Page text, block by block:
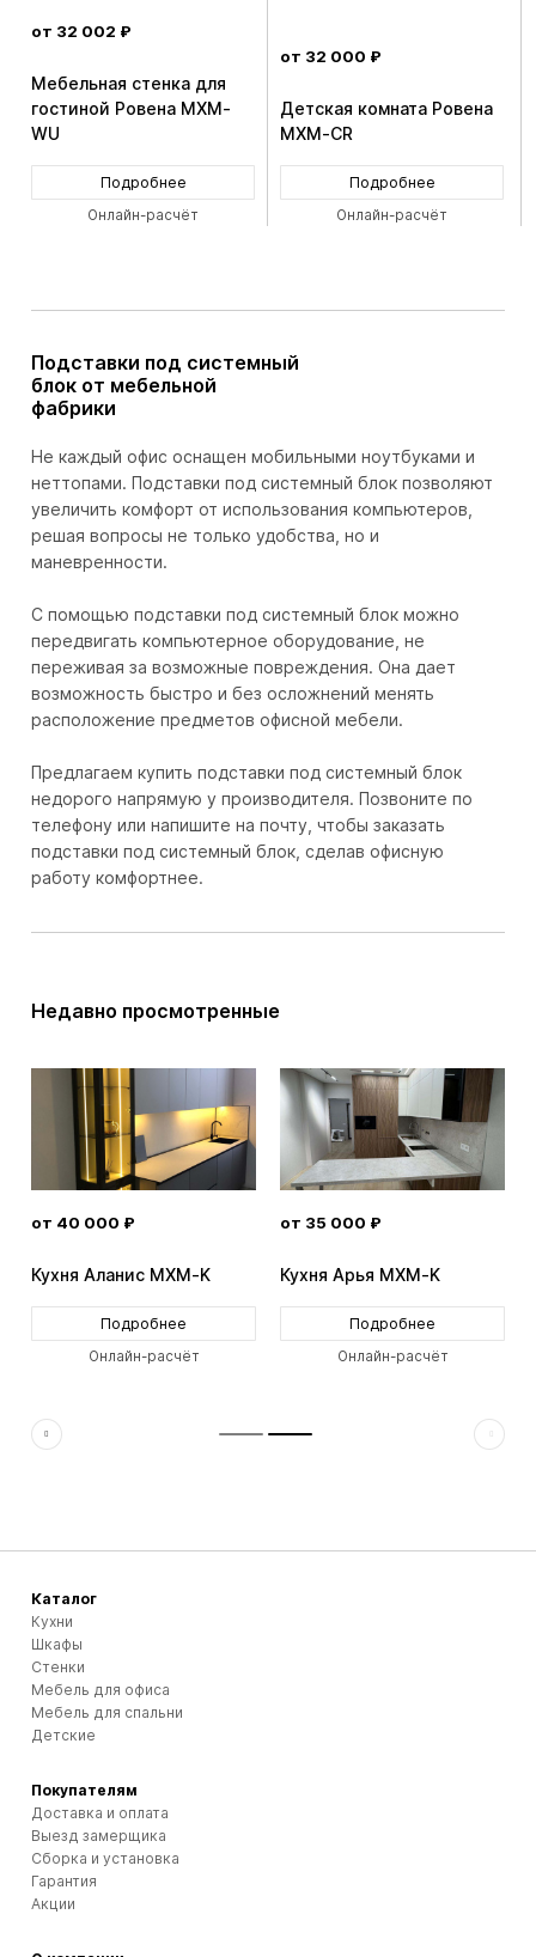
от 32 002 ₽
Мебельная стенка для
гостиной Ровена MXM-
WU
Подробнее
Онлайн-расчёт
от 32 000 ₽
Детская комната Ровена
MXM-CR
Подробнее
Онлайн-расчёт
Подставки под системный
блок от мебельной
фабрики
Не каждый офис оснащен мобильными ноутбуками и
неттопами. Подставки под системный блок позволяют
увеличить комфорт от использования компьютеров,
решая вопросы не только удобства, но и
маневренности.
С помощью подставки под системный блок можно
передвигать компьютерное оборудование, не
переживая за возможные повреждения. Она дает
возможность быстро и без осложнений менять
расположение предметов офисной мебели.
Предлагаем купить подставки под системный блок
недорого напрямую у производителя. Позвоните по
телефону или напишите на почту, чтобы заказать
подставки под системный блок, сделав офисную
работу комфортнее.
Недавно просмотренные
от 40 000 ₽
Кухня Аланис MXM-K
Подробнее
Онлайн-расчёт
от 35 000 ₽
Кухня Арья MXM-K
Подробнее
Онлайн-расчёт
Каталог
Кухни
Шкафы
Стенки
Мебель для офиса
Мебель для спальни
Детские
Покупателям
Доставка и оплата
Выезд замерщика
Сборка и установка
Гарантия
Акции